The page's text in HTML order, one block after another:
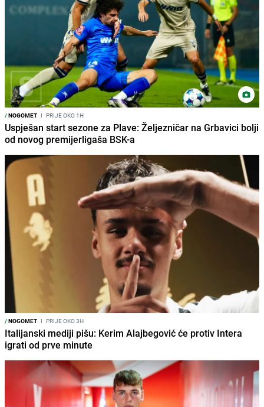
/NOGOMET I PRIJE OKO 1H
Uspješan start sezone za Plave: Željezničar na Grbavici bolji
od novog premijerligaša BSK-a
/NOGOMET I PRIJE OKO 3H
Italijanski mediji pišu: Kerim Alajbegović će protiv Intera
igrati od prve minute